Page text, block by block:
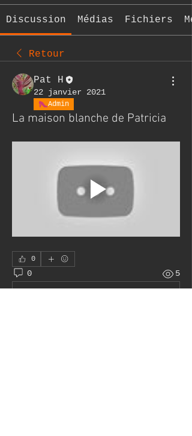
Discussion Médias Fichiers
Retour
Pat H
22 janvier 2021
Admin
La maison blanche de Patricia
0
0 5